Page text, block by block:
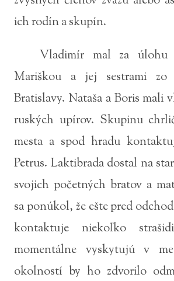
ich rodín a skupín.
Vladimír mal za
Mariškou a jej sestrami zo
Bratislavy. Nataša a Boris mali
ruských upírov. Skupinu
mesta a spod hradu
Petrus. Laktibrada dostal na
svojich početných bratov a
sa ponúkol, že ešte pred
kontaktuje niekoľko
momentálne vyskytujú v
okolností by ho zdvorilo